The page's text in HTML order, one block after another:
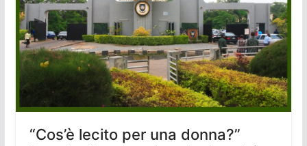
“Cos’è lecito per una donna?”